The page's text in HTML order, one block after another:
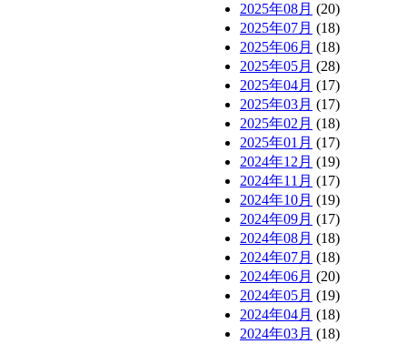
2025年08月 (20)
2025年07月 (18)
2025年06月 (18)
2025年05月 (28)
2025年04月 (17)
2025年03月 (17)
2025年02月 (18)
2025年01月 (17)
2024年12月 (19)
2024年11月 (17)
2024年10月 (19)
2024年09月 (17)
2024年08月 (18)
2024年07月 (18)
2024年06月 (20)
2024年05月 (19)
2024年04月 (18)
2024年03月 (18)